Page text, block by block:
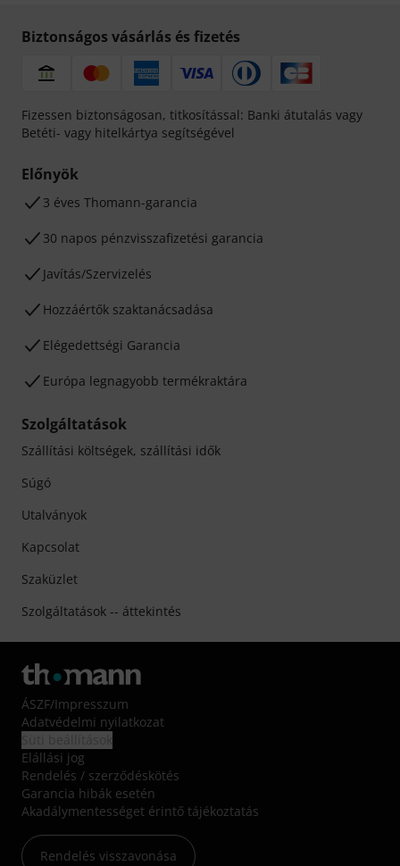
Biztonságos vásárlás és fizetés
Fizessen biztonságosan, titkosítással: Banki átutalás vagy
Betéti- vagy hitelkártya segítségével
Előnyök
3 éves Thomann-garancia
30 napos pénzvisszafizetési garancia
Javítás/Szervizelés
Hozzáértők szaktanácsadása
Elégedettségi Garancia
Európa legnagyobb termékraktára
Szolgáltatások
Szállítási költségek, szállítási idők
Súgó
Utalványok
Kapcsolat
Szaküzlet
Szolgáltatások -- áttekintés
ÁSZF/Impresszum
Adatvédelmi nyilatkozat
Elállási jog
Rendelés / szerződéskötés
Garancia hibák esetén
Akadálymentességet érintő tájékoztatás
Rendelés visszavonása